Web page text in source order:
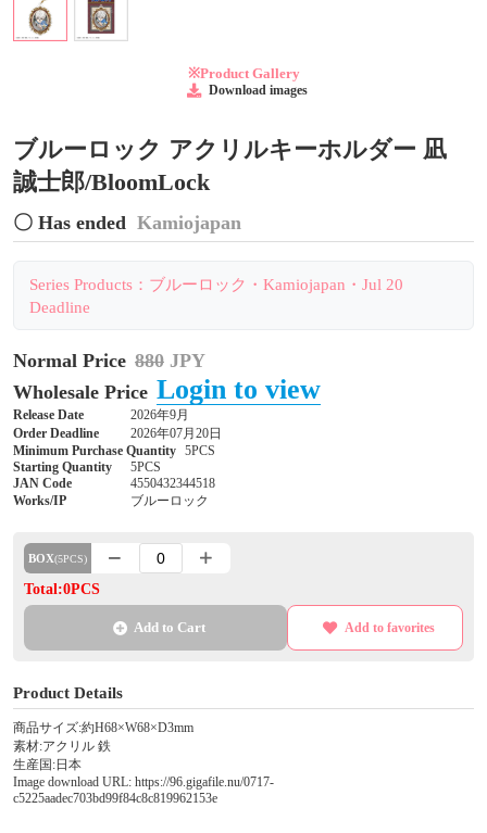
※Product Gallery
Download images
ブルーロック アクリルキーホルダー 凪
誠士郎/BloomLock
〇 Has ended Kamiojapan
Series Products：ブルーロック・Kamiojapan・Jul 20
Deadline
Normal Price 880 JPY
Wholesale Price Login to view
Release Date
2026年9月
Order Deadline
2026年07月20日
Minimum Purchase Quantity 5PCS
Starting Quantity
5PCS
JAN Code
4550432344518
Works/IP
ブルーロック
BOX(5PCS)
Total:0PCS
Add to Cart Add to favorites
Product Details
商品サイズ:約H68×W68×D3mm
素材:アクリル 鉄
生産国:日本
Image download URL: https://96.gigafile.nu/0717-
c5225aadec703bd99f84c8c819962153e